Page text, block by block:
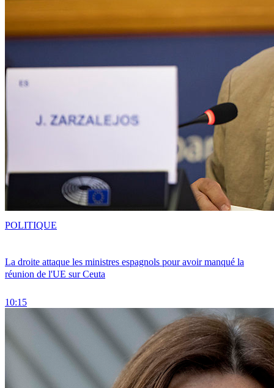
La droite attaque les ministres espagnols pour avoir manqué la
réunion de l'UE sur Ceuta
10:15
POLITIQUE